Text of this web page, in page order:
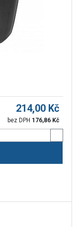
214,00 Kč
bez DPH 176,86 Kč